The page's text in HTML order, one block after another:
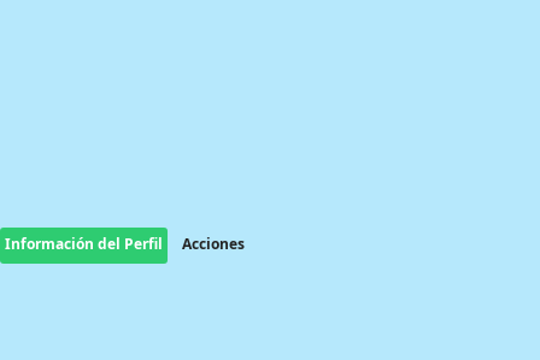
Información del Perfil Acciones